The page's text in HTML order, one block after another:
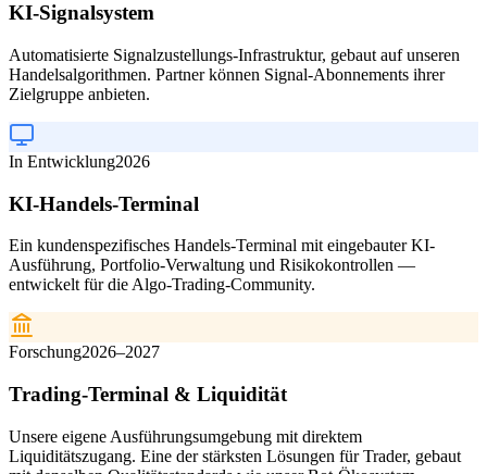
KI-Signalsystem
Automatisierte Signalzustellungs-Infrastruktur, gebaut auf unseren
Handelsalgorithmen. Partner können Signal-Abonnements ihrer
Zielgruppe anbieten.
In Entwicklung2026
KI-Handels-Terminal
Ein kundenspezifisches Handels-Terminal mit eingebauter KI-
Ausführung, Portfolio-Verwaltung und Risikokontrollen —
entwickelt für die Algo-Trading-Community.
Forschung2026–2027
Trading-Terminal & Liquidität
Unsere eigene Ausführungsumgebung mit direktem
Liquiditätszugang. Eine der stärksten Lösungen für Trader, gebaut